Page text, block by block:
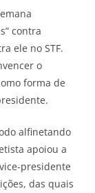
contra
ele no STF.
o
forma de
alfinetando
apoiou a
presidente
das quais